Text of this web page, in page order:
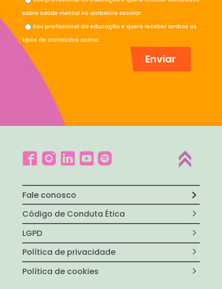
sobre saúde mental no ambiente escolar.
Sou profissional da educação e quero receber ambos os
tipos de conteúdos acima.
Fale conosco
Código de Conduta Ética
LGPD
Política de privacidade
Política de cookies